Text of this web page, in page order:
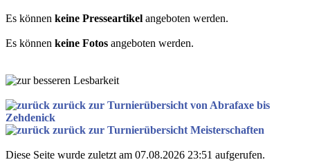
Es können keine Presseartikel angeboten werden.
Es können keine Fotos angeboten werden.
zurück zur Turnierübersicht von Abrafaxe bis
Zehdenick
zurück zur Turnierübersicht Meisterschaften
Diese Seite wurde zuletzt am 07.08.2026 23:51 aufgerufen.